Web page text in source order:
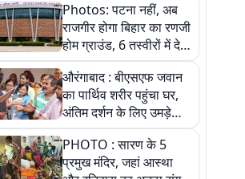
Photos: पटना नहीं, अब
राजगीर होगा बिहार का रणजी
होम ग्राउंड, 6 तस्वीरों में देखें
नए स्टेडियम की पूरी कहानी
औरंगाबाद : बीएसएफ जवान
का पार्थिव शरीर पहुंचा घर,
अंतिम दर्शन के लिए उमड़े
लोग
PHOTO : सारण के 5
प्रमुख मंदिर, जहां आस्था